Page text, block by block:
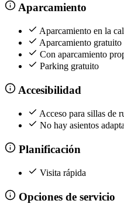
Aparcamiento
Aparcamiento en la
Aparcamiento gratuito
Con aparcamiento
Parking gratuito
Accesibilidad
Acceso para sillas de
No hay asientos
Planificación
Visita rápida
Opciones de servicio